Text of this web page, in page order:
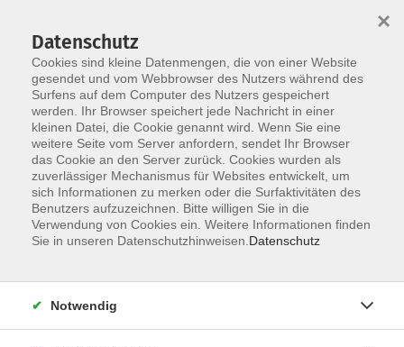
Skip to main content
Der Kurs konnte nicht gefunden werden.
Datenschutz
Cookies sind kleine Datenmengen, die von einer Website
gesendet und vom Webbrowser des Nutzers während des
Surfens auf dem Computer des Nutzers gespeichert
werden. Ihr Browser speichert jede Nachricht in einer
kleinen Datei, die Cookie genannt wird. Wenn Sie eine
weitere Seite vom Server anfordern, sendet Ihr Browser
das Cookie an den Server zurück. Cookies wurden als
zuverlässiger Mechanismus für Websites entwickelt, um
sich Informationen zu merken oder die Surfaktivitäten des
Benutzers aufzuzeichnen. Bitte willigen Sie in die
Verwendung von Cookies ein. Weitere Informationen finden
Sie in unseren Datenschutzhinweisen. Datenschutz
×
Notwendig